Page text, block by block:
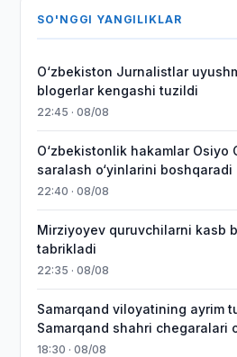
SO'NGGI YANGILIKLAR
O‘zbekiston Jurnalistlar
blogerlar kengashi tuzildi
22:45 · 08/08
O‘zbekistonlik hakamlar Osiyo
saralash o‘yinlarini boshqaradi
22:40 · 08/08
Mirziyoyev quruvchilarni kasb
tabrikladi
22:35 · 08/08
Samarqand viloyatining ayrim
Samarqand shahri chegaralari
18:30 · 08/08